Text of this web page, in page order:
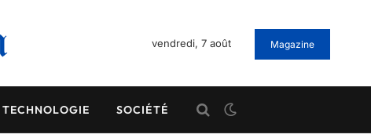
vendredi, 7 août Magazine
TECHNOLOGIE SOCIÉTÉ